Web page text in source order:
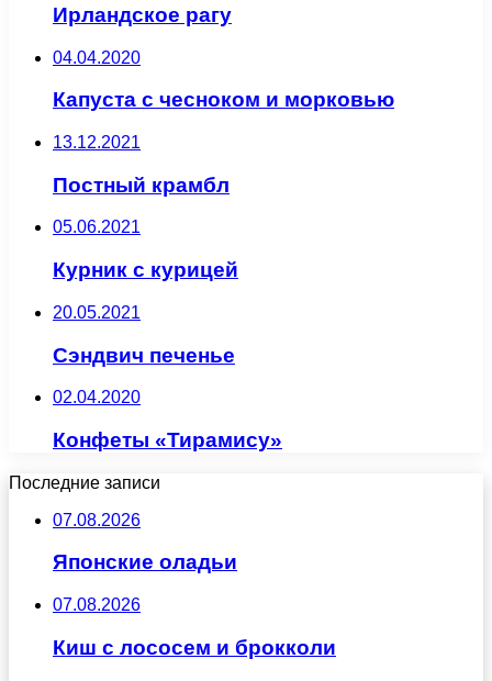
Ирландское рагу
04.04.2020
Капуста с чесноком и морковью
13.12.2021
Постный крамбл
05.06.2021
Курник с курицей
20.05.2021
Сэндвич печенье
02.04.2020
Конфеты «Тирамису»
Последние записи
07.08.2026
Японские оладьи
07.08.2026
Киш с лососем и брокколи